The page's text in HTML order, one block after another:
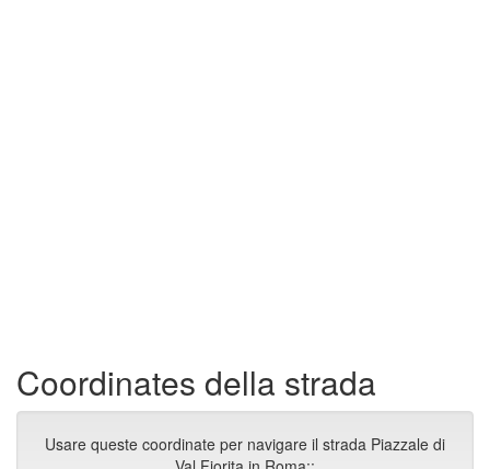
Coordinates della strada
Usare queste coordinate per navigare il strada Piazzale di